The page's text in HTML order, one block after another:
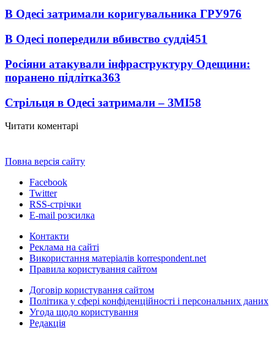
В Одесі затримали коригувальника ГРУ976
В Одесі попередили вбивство судді451
Росіяни атакували інфраструктуру Одещини:
поранено підлітка363
Стрільця в Одесі затримали – ЗМІ58
Читати коментарі
Повна версія сайту
Facebook
Twitter
RSS-стрічки
E-mail розсилка
Контакти
Реклама на сайті
Використання матеріалів korrespondent.net
Правила користування сайтом
Договір користування сайтом
Політика у сфері конфіденційності і персональних даних
Угода щодо користування
Редакція